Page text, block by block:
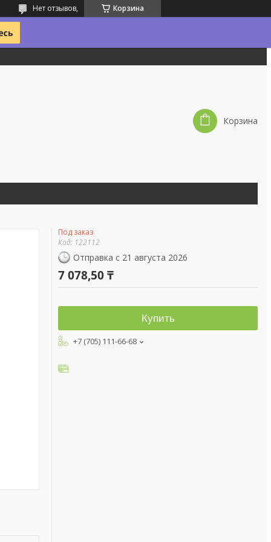
Корзина
Нет отзывов,
Корзина
Под заказ
Код: 122112
Отправка с 21 августа 2026
7 078,50 ₸
Купить
+7 (705) 111-66-68